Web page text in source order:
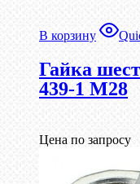
В корзину
Гайка
439-1 М28
Цена по запросу